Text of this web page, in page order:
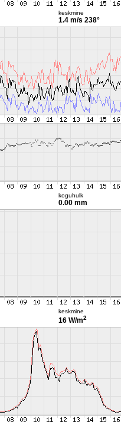
keskmine
1.4 m/s 238°
koguhulk
0.00 mm
keskmine
16 W/m2